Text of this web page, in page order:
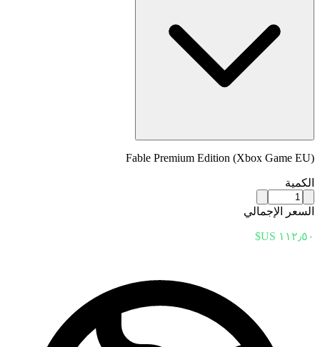
Fable Premium Edition (Xbox Game EU)
الكمية
السعر الإجمالي